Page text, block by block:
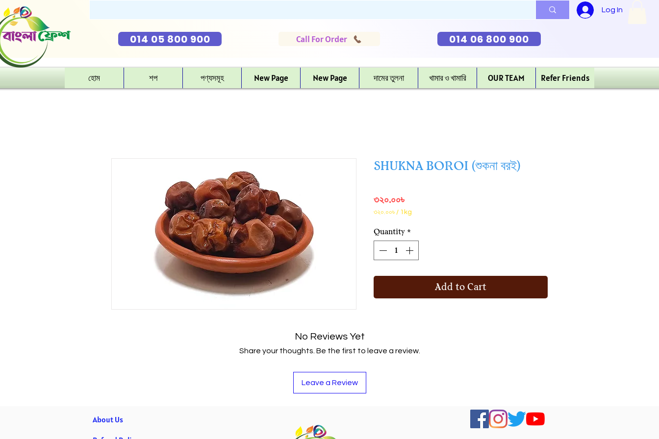
Log In
014 05 800 900 Call For Order 014 06 800 900
হোম শপ পণ্যসমূহ New Page New Page দামের তুলনা খামার ও খামারি OUR TEAM Refer Friends
SHUKNA BOROI (শুকনা বরই)
৩২০.০০৳Price
৩২০.০০৳ / 1kg
per
1
Kilogram
Quantity *
Add to Cart
No Reviews Yet
Share your thoughts. Be the first to leave a review.
Leave a Review
About Us